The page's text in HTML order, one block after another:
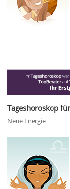
Tageshoroskop
Neue Energie